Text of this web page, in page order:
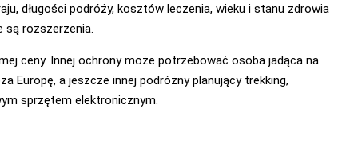
długości podróży, kosztów leczenia, wieku i stanu zdrowia
są rozszerzenia.
ceny. Innej ochrony może potrzebować osoba jadąca na
Europę, a jeszcze innej podróżny planujący trekking,
sprzętem elektronicznym.